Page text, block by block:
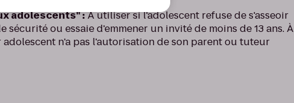
adolescents" :À utiliser si l'adolescent refuse de s'asseoir
ou essaie d'emmener un invité de moins de 13 ans. À
n'a pas l'autorisation de son parent ou tuteur